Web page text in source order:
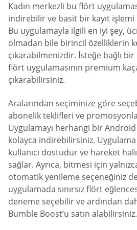
Kadın merkezli bu flört
indirebilir ve basit bir kayıt
Bu uygulamayla ilgili en iyi şey,
olmadan bile birincil özelliklerin
çıkarabilmenizdir. İsteğe bağlı
flört uygulamasının premium
çıkarabilirsiniz.
Aralarından seçiminize göre
abonelik teklifleri ve
Uygulamayı herhangi bir Android
kolayca indirebilirsiniz.
kullanıcı dostudur ve hareket
sağlar. Ayrıca, bitmesi için
otomatik yenileme seçeneğiniz
uygulamada sınırsız flört
deneme seçebilir ve ardından
Bumble Boost’u satın alabilirsiniz.